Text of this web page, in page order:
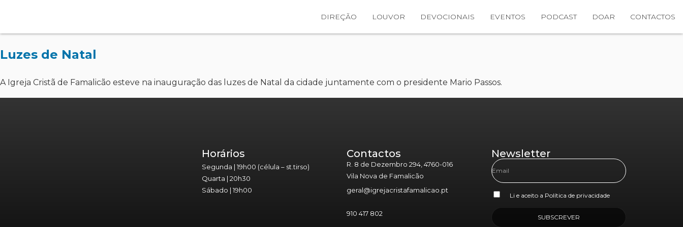
DIREÇÃO LOUVOR DEVOCIONAIS EVENTOS PODCAST DOAR CONTACTOS
Luzes de Natal
A Igreja Cristã de Famalicão esteve na inauguração das luzes de Natal da cidade juntamente com o presidente Mario Passos.
Horários
Segunda | 19h00 (célula – st.tirso)
Quarta | 20h30
Sábado | 19h00
Contactos
R. 8 de Dezembro 294, 4760-016
Vila Nova de Famalicão
geral@igrejacristafamalicao.pt
910 417 802
Newsletter
Li e aceito a Política de privacidade
SUBSCREVER